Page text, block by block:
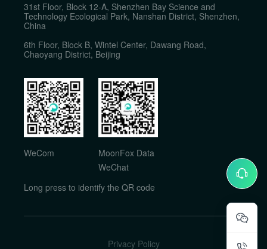
31st Floor, Block 12-A, Shenzhen Bay Science and
Technology Ecological Park, Nanshan District, Shenzhen,
China
6th Floor, Block B, Wintel Center, Dawang Road,
Chaoyang District, Beijing
WeCom
MoonFox Data
WeChat
Long press to identify the QR code
Privacy Policy